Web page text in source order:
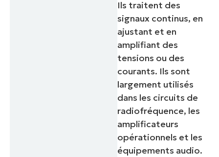
Ils traitent des
signaux continus, en
ajustant et en
amplifiant des
tensions ou des
courants. Ils sont
largement utilisés
dans les circuits de
radiofréquence, les
amplificateurs
opérationnels et les
équipements audio.